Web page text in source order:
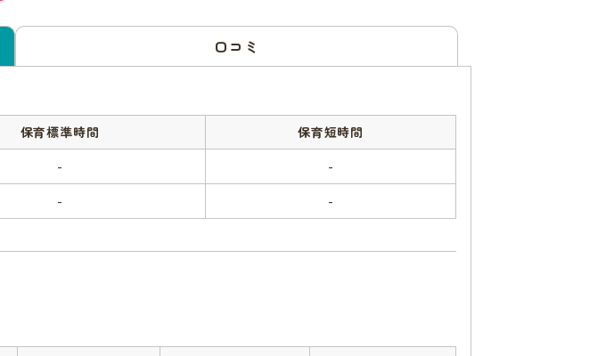
口コミ
保育標準時間
保育短時間
- -
- -